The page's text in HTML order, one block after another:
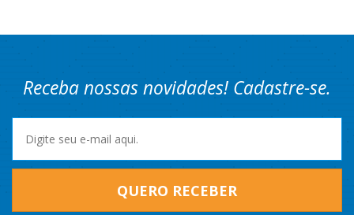
Receba nossas novidades! Cadastre-se.
QUERO RECEBER